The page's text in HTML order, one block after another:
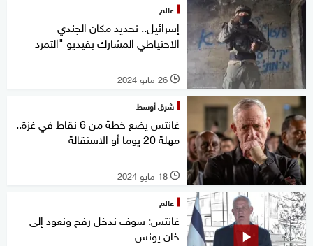
عالم
إسرائيل.. تحديد مكان الجندي
الاحتياطي المشارك بفيديو "التمرد
l 26 مايو 2024
شرق أوسط
غانتس يضع خطة من 6 نقاط في غزة..
مهلة 20 يوما أو الاستقالة
l 18 مايو 2024
عالم
غانتس: سوف ندخل رفح ونعود إلى
خان يونس